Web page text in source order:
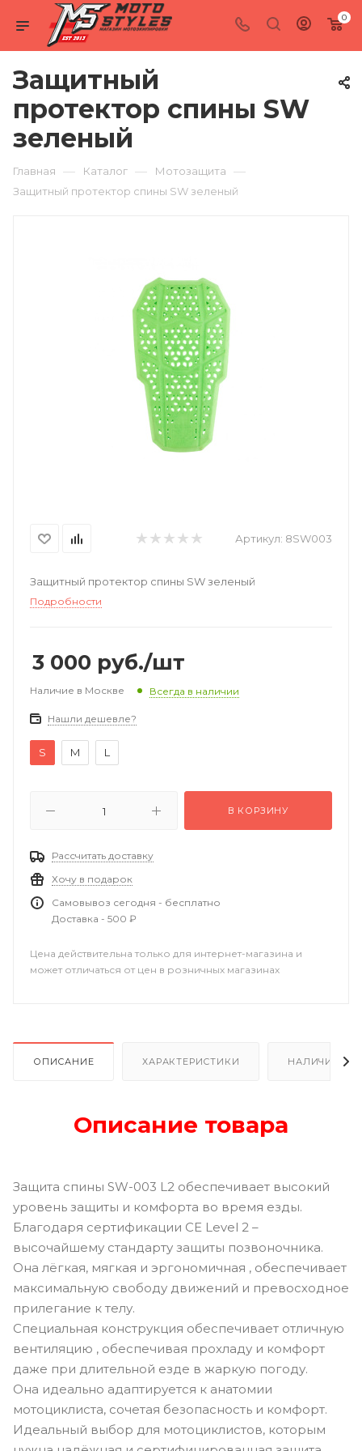
0
Защитный
протектор спины SW
зеленый
Главная — Каталог — Мотозащита —
Защитный протектор спины SW зеленый
Артикул: 8SW003
Защитный протектор спины SW зеленый
Подробности
3 000 руб./шт
Наличие в Москве Всегда в наличии
Нашли дешевле?
S M L
В КОРЗИНУ
Рассчитать доставку
Хочу в подарок
Самовывоз сегодня - бесплатно
Доставка - 500 ₽
Цена действительна только для интернет-магазина и
может отличаться от цен в розничных магазинах
ОПИСАНИЕ ХАРАКТЕРИСТИКИ НАЛИЧИЕ
Описание товара
Защита спины SW-003 L2 обеспечивает высокий
уровень защиты и комфорта во время езды.
Благодаря сертификации CE Level 2 –
высочайшему стандарту защиты позвоночника.
Она лёгкая, мягкая и эргономичная , обеспечивает
максимальную свободу движений и превосходное
прилегание к телу.
Специальная конструкция обеспечивает отличную
вентиляцию , обеспечивая прохладу и комфорт
даже при длительной езде в жаркую погоду.
Она идеально адаптируется к анатомии
мотоциклиста, сочетая безопасность и комфорт.
Идеальный выбор для мотоциклистов, которым